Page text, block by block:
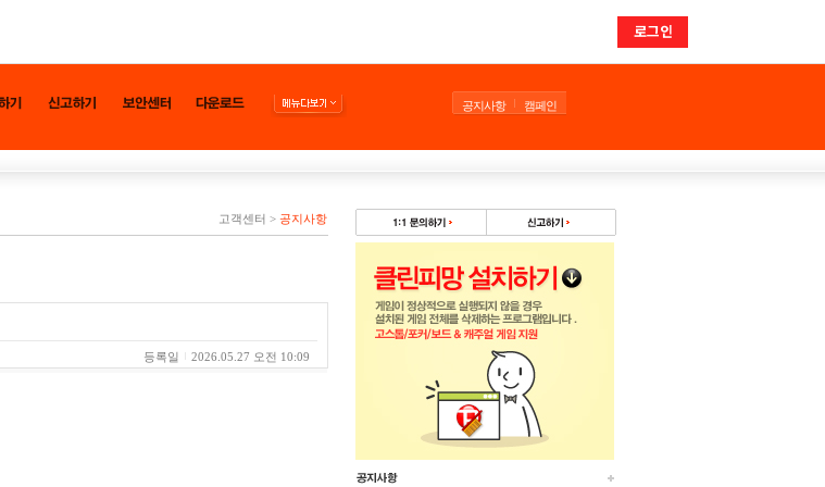
로그인
공지사항 캠페인
고객센터 > 공지사항
등록일 2026.05.27 오전 10:09